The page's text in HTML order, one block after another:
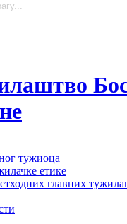
тужиоца
етике
главних